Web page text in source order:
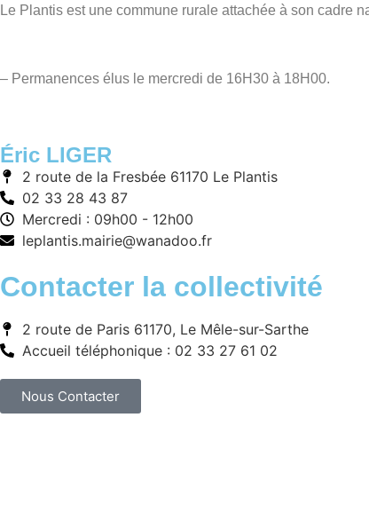
Le Plantis est une commune rurale attachée à son cadre
– Permanences élus le mercredi de 16H30 à 18H00.
Éric LIGER
2 route de la Fresbée 61170 Le Plantis
02 33 28 43 87
Mercredi : 09h00 - 12h00
leplantis.mairie@wanadoo.fr
Contacter la collectivité
2 route de Paris 61170, Le Mêle-sur-Sarthe
Accueil téléphonique : 02 33 27 61 02
Nous Contacter